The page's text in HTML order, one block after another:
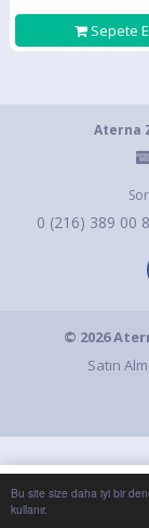
Bu site size daha iyi bir
kullanır.
Sepete
Aterna
0 (216) 389 00
© 2026
Satın
Anasayfa